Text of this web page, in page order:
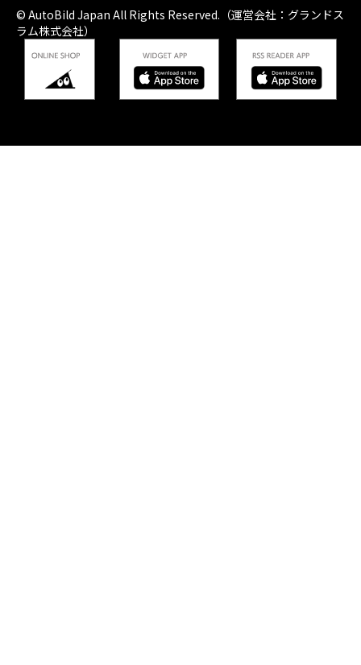
© AutoBild Japan All Rights Reserved.（運営会社：グランドス
ラム株式会社）